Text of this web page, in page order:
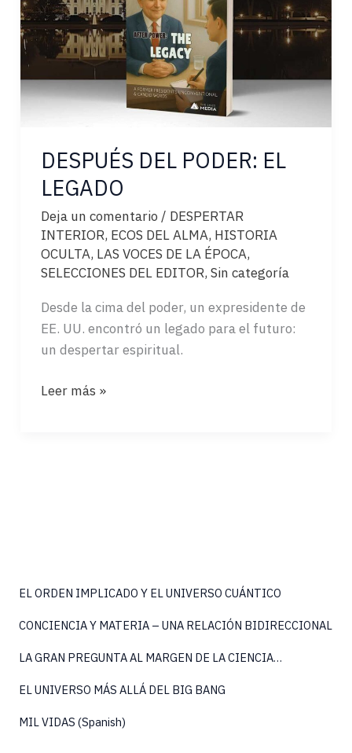
DESPUÉS DEL PODER: EL
LEGADO
Deja un comentario / DESPERTAR
INTERIOR, ECOS DEL ALMA, HISTORIA
OCULTA, LAS VOCES DE LA ÉPOCA,
SELECCIONES DEL EDITOR, Sin categoría
Desde la cima del poder, un expresidente de
EE. UU. encontró un legado para el futuro:
un despertar espiritual.
DESPUÉS
Leer más »
EL ORDEN IMPLICADO Y EL UNIVERSO CUÁNTICO
CONCIENCIA Y MATERIA – UNA RELACIÓN BIDIRECCIONAL
LA GRAN PREGUNTA AL MARGEN DE LA CIENCIA…
EL UNIVERSO MÁS ALLÁ DEL BIG BANG
MIL VIDAS (Spanish)